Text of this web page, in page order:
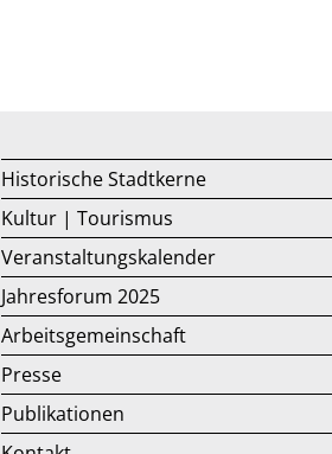
Historische Stadtkerne
Kultur | Tourismus
Veranstaltungskalender
Jahresforum 2025
Arbeitsgemeinschaft
Presse
Publikationen